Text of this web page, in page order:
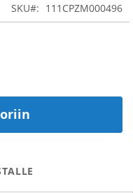
SKU
111CPZM000496